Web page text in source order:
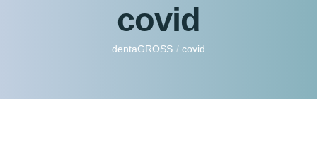
covid
dentaGROSS / covid